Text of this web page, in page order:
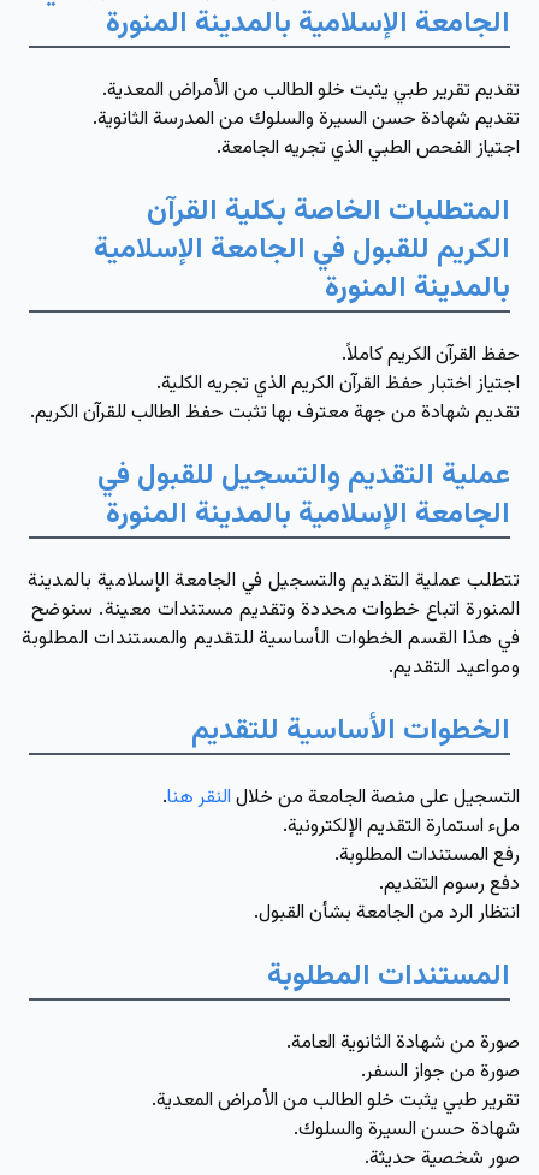
الجامعة الإسلامية بالمدينة المنورة
تقديم تقرير طبي يثبت خلو الطالب من الأمراض المعدية.
تقديم شهادة حسن السيرة والسلوك من المدرسة الثانوية.
اجتياز الفحص الطبي الذي تجريه الجامعة.
المتطلبات الخاصة بكلية القرآن
الكريم للقبول في الجامعة الإسلامية
بالمدينة المنورة
حفظ القرآن الكريم كاملاً.
اجتياز اختبار حفظ القرآن الكريم الذي تجريه الكلية.
تقديم شهادة من جهة معترف بها تثبت حفظ الطالب للقرآن الكريم.
عملية التقديم والتسجيل للقبول في
الجامعة الإسلامية بالمدينة المنورة
تتطلب عملية التقديم والتسجيل في الجامعة الإسلامية بالمدينة
المنورة اتباع خطوات محددة وتقديم مستندات معينة. سنوضح
في هذا القسم الخطوات الأساسية للتقديم والمستندات المطلوبة
ومواعيد التقديم.
الخطوات الأساسية للتقديم
التسجيل على منصة الجامعة من خلال النقر هنا.
ملء استمارة التقديم الإلكترونية.
رفع المستندات المطلوبة.
دفع رسوم التقديم.
انتظار الرد من الجامعة بشأن القبول.
المستندات المطلوبة
صورة من شهادة الثانوية العامة.
صورة من جواز السفر.
تقرير طبي يثبت خلو الطالب من الأمراض المعدية.
شهادة حسن السيرة والسلوك.
صور شخصية حديثة.